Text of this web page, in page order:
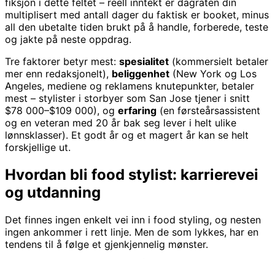
multiplisert med antall dager du faktisk er booket, minus
all den ubetalte tiden brukt på å handle, forberede, teste
og jakte på neste oppdrag.
Tre faktorer betyr mest: spesialitet (kommersielt betaler
mer enn redaksjonelt), beliggenhet (New York og Los
Angeles, mediene og reklamens knutepunkter, betaler
mest – stylister i storbyer som San Jose tjener i snitt
$78 000–$109 000), og erfaring (en førsteårsassistent
og en veteran med 20 år bak seg lever i helt ulike
lønnsklasser). Et godt år og et magert år kan se helt
forskjellige ut.
Hvordan bli food stylist: karrierevei
og utdanning
Det finnes ingen enkelt vei inn i food styling, og nesten
ingen ankommer i rett linje. Men de som lykkes, har en
tendens til å følge et gjenkjennelig mønster.